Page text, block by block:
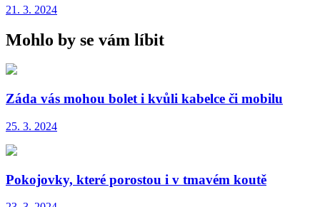
21. 3. 2024
Mohlo by se vám líbit
Záda vás mohou bolet i kvůli kabelce či mobilu
25. 3. 2024
Pokojovky, které porostou i v tmavém koutě